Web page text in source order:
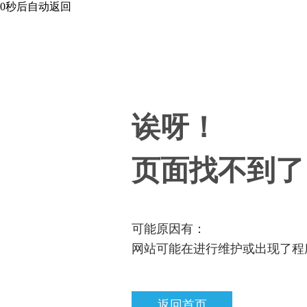
0秒后自动返回
诶呀！
页面找不到了
可能原因有：
网站可能在进行维护或出现了